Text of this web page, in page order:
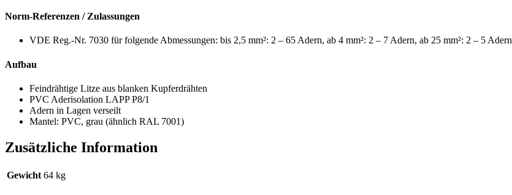
Norm-Referenzen / Zulassungen
VDE Reg.-Nr. 7030 für folgende Abmessungen: bis 2,5 mm²: 2 – 65 Adern, ab 4 mm²: 2 – 7 Adern, ab 25 mm²: 2 – 5 Adern
Aufbau
Feindrähtige Litze aus blanken Kupferdrähten
PVC Aderisolation LAPP P8/1
Adern in Lagen verseilt
Mantel: PVC, grau (ähnlich RAL 7001)
Zusätzliche Information
Gewicht 64 kg